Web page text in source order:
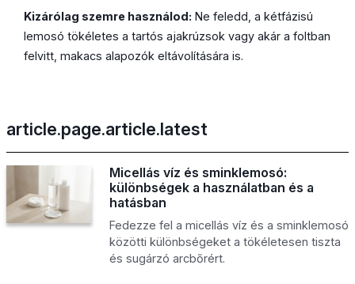
Kizárólag szemre használod: Ne feledd, a kétfázisú
lemosó tökéletes a tartós ajakrúzsok vagy akár a foltban
felvitt, makacs alapozók eltávolítására is.
article.page.article.latest
Micellás víz és sminklemosó:
különbségek a használatban és a
hatásban
Fedezze fel a micellás víz és a sminklemosó
közötti különbségeket a tökéletesen tiszta
és sugárzó arcbőrért.